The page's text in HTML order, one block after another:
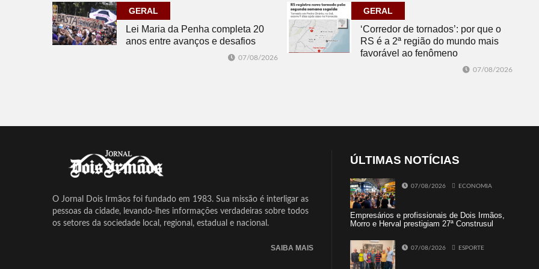
GERAL
Lei Maria da Penha completa 20
anos entre avanços e desafios
07/08/2026
GERAL
‘Corredor de tornados’: por que o
RS é a 2ª região do mundo mais
favorável ao fenômeno
07/08/2026
O Jornal Dois Irmãos foi fundado em 1983. Sua missão é interligar as
pessoas da cidade, levando-lhes informações verdadeiras sobre todos
os setores da sociedade local, regional, estadual e nacional.
SAIBA MAIS
ÚLTIMAS NOTÍCIAS
07/08/2026 ECONOMIA
Empresários e profissionais de Dois Irmãos,
Morro e Herval prestigiam 27ª Construsul
07/08/2026 ESPORTE